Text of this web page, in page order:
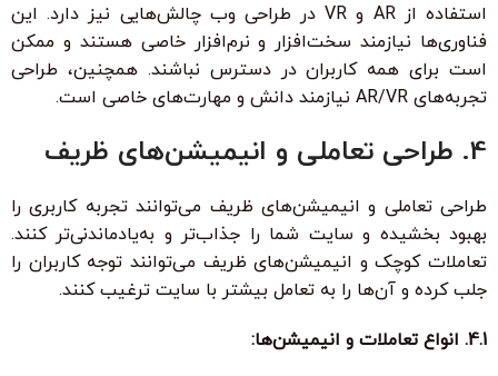
استفاده از AR و VR در طراحی وب چالش‌هایی نیز دارد. این
فناوری‌ها نیازمند سخت‌افزار و نرم‌افزار خاصی هستند و ممکن
است برای همه کاربران در دسترس نباشند. همچنین، طراحی
تجربه‌های AR/VR نیازمند دانش و مهارت‌های خاصی است.
4. طراحی تعاملی و انیمیشن‌های ظریف
طراحی تعاملی و انیمیشن‌های ظریف می‌توانند تجربه کاربری را
بهبود بخشیده و سایت شما را جذاب‌تر و به‌یادماندنی‌تر کنند.
تعاملات کوچک و انیمیشن‌های ظریف می‌توانند توجه کاربران را
جلب کرده و آن‌ها را به تعامل بیشتر با سایت ترغیب کنند.
4.1. انواع تعاملات و انیمیشن‌ها: